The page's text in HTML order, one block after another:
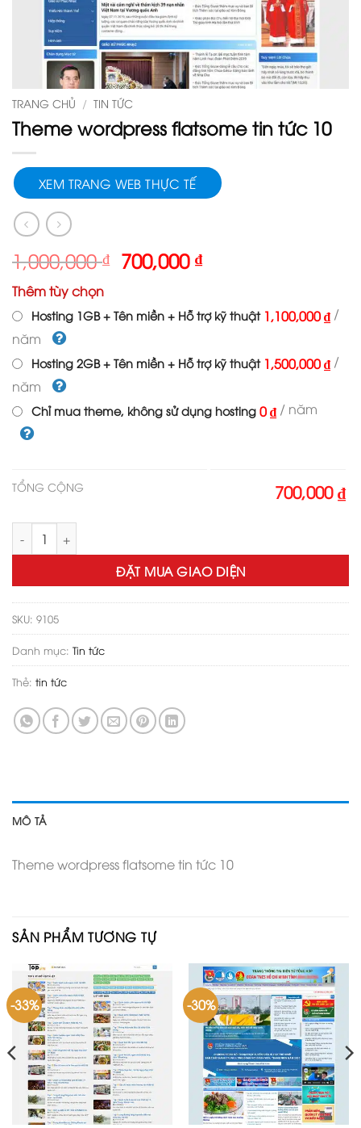
TRANG CHỦ / TIN TỨC
Theme wordpress flatsome tin tức 10
XEM TRANG WEB THỰC TẾ
1,000,000₫ Giá
gốc
1,000,000 ₫.
700,000₫Giá
là:
Thêm tùy chọn
Hosting 1GB + Tên miền + Hỗ trợ kỹ thuật 1,100,000 ₫ /
năm
Hosting 2GB + Tên miền + Hỗ trợ kỹ thuật 1,500,000 ₫ /
năm
Chỉ mua theme, không sử dụng hosting 0 ₫ / năm
TỔNG CỘNG 700,000 ₫
Theme wordpress flatsome tin tức 10 số lượng
ĐẶT MUA GIAO DIỆN
SKU: 9105
Danh mục: Tin tức
Thẻ: tin tức
MÔ TẢ
Theme wordpress flatsome tin tức 10
SẢN PHẨM TƯƠNG TỰ
-33% -30%